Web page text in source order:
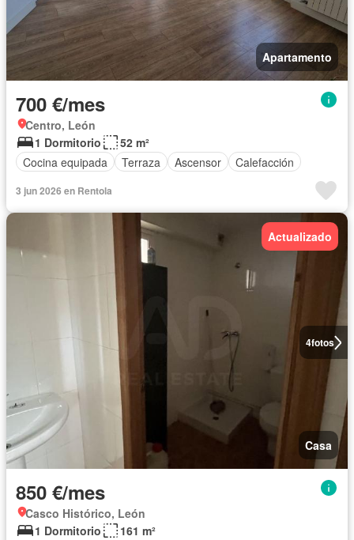
Apartamento
700 €/mes
Centro, León
1 Dormitorio
52 m²
Cocina equipada
Terraza Ascensor Calefacción
3 jun 2026 en Rentola
4fotos
Actualizado
Casa
850 €/mes
Casco Histórico, León
1 Dormitorio
161 m²